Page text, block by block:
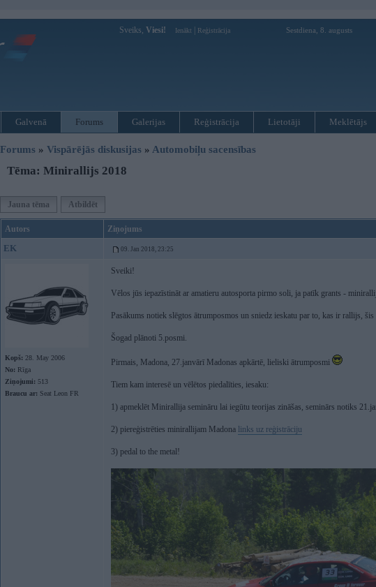
Sveiks, Viesi! Ienākt Reģistrācija Sestdiena, 8. augusts
Galvenā Forums Galerijas Reģistrācija Lietotāji Meklētājs
Forums » Vispārējās diskusijas » Automobiļu sacensības
Tēma: Minirallijs 2018
Jauna tēma Atbildēt
Autors Ziņojums
EK 09. Jan 2018, 23:25
Kopš: 28. May 2006
No: Rīga
Ziņojumi: 513
Braucu ar: Seat Leon FR
Sveiki!
Vēlos jūs iepazīstināt ar amatieru autosporta pirmo soli, ja patīk grants -
Pasākums notiek slēgtos ātrumposmos un sniedz ieskatu par to, kas ir rallijs,
Šogad plānoti 5.posmi.
Pirmais, Madona, 27.janvārī Madonas apkārtē, lieliski ātrumposmi
Tiem kam interesē un vēlētos piedalīties, iesaku:
1) apmeklēt Minirallija semināru lai iegūtu teorijas zināšas, seminārs notiks
2) piereģistrēties minirallijam Madona links uz reģistrāciju
3) pedal to the metal!